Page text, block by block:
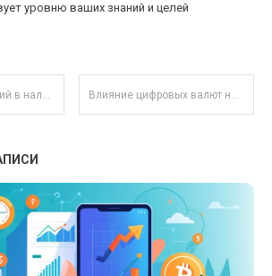
уровню ваших знаний и целей
по записям
малый бизнес в 2025 году Влияние цифровых валют на налоговое законодательство в России в 2025 году